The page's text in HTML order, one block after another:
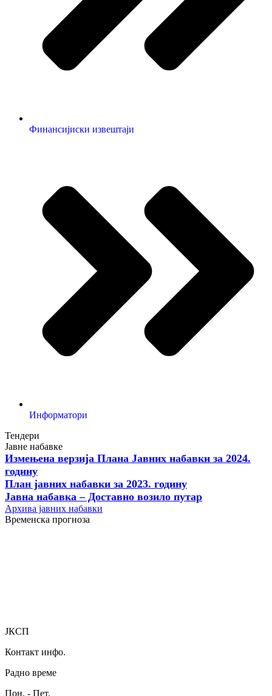
Финансијиски извештаји
Информатори
Тендери
Јавне набавке
Измењенa верзијa Плана Јавних набавки за 2024.
годину
План јавних набавки за 2023. годину
Јавна набавка – Доставно возило путар
Архива јавних набавки
Временска прогноза
ЈКСП
Контакт инфо.
Радно време
Пон. - Пет.